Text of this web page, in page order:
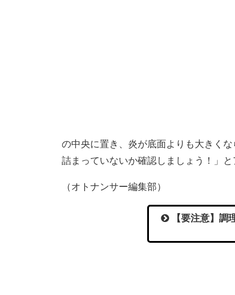
の中央に置き、炎が底面よりも大きく
詰まっていないか確認しましょう！」と
（オトナンサー編集部）
【要注意】調